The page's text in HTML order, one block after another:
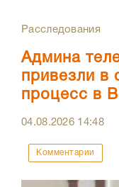
Расследования
Админа
привезли в
процесс в
04.08.2026 14:48
Комментарии